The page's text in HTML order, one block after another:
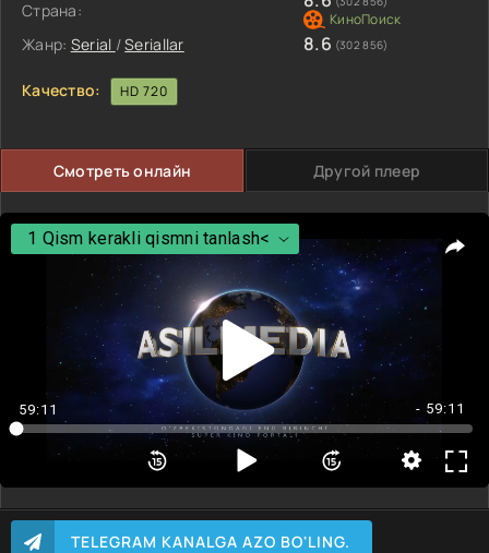
Страна:
Жанр: Serial /Seriallar 8.6 (302 856)
Качество: HD 720
Смотреть онлайн Другой плеер
59:11 - 59:11
1 Qism kerakli qismni tanlash<
1 Qism kerakli qismni tanlash<
3 Qism
4 Qism
5 Qism
TELEGRAM KANALGA AZO BO'LING.